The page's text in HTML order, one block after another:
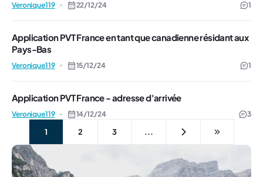
Veronique119 22/12/24 1
Application PVT France en tant que canadienne résidant aux
Pays-Bas
Veronique119 15/12/24 1
Application PVT France - adresse d'arrivée
Veronique119 14/12/24 3
1 2 3 ...